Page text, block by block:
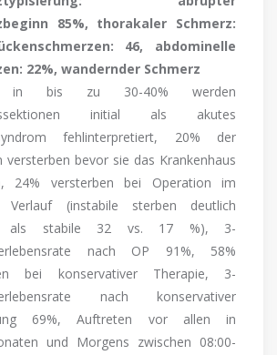
85%, thorakaler Schmerz:
46, abdominelle
22%, wandernder Schmerz
bis zu 30-40% werden
initial als akutes
fehlinterpretiert, 20% der
versterben bevor sie das Krankenhaus
24% versterben bei Operation im
Verlauf (instabile sterben deutlich
als stabile 32 vs. 17 %), 3-
nach OP 91%, 58%
bei konservativer Therapie, 3-
nach konservativer
69%, Auftreten vor allen in
und Morgens zwischen 08:00-